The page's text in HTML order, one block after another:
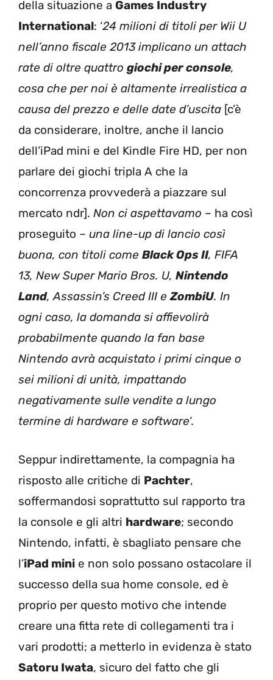
della situazione a Games Industry
International: ‘24 milioni di titoli per Wii U
nell’anno fiscale 2013 implicano un attach
rate di oltre quattro giochi per console,
cosa che per noi è altamente irrealistica a
causa del prezzo e delle date d’uscita [c’è
da considerare, inoltre, anche il lancio
dell’iPad mini e del Kindle Fire HD, per non
parlare dei giochi tripla A che la
concorrenza provvederà a piazzare sul
mercato ndr]. Non ci aspettavamo – ha così
proseguito – una line-up di lancio così
buona, con titoli come Black Ops II, FIFA
13, New Super Mario Bros. U, Nintendo
Land, Assassin’s Creed III eZombiU. In
ogni caso, la domanda si affievolirà
probabilmente quando la fan base
Nintendo avrà acquistato i primi cinque o
sei milioni di unità, impattando
negativamente sulle vendite a lungo
termine di hardware e software‘.
Seppur indirettamente, la compagnia ha
risposto alle critiche di Pachter,
soffermandosi soprattutto sul rapporto tra
la console e gli altri hardware; secondo
Nintendo, infatti, è sbagliato pensare che
l’iPad mini e non solo possano ostacolare il
successo della sua home console, ed è
proprio per questo motivo che intende
creare una fitta rete di collegamenti tra i
vari prodotti; a metterlo in evidenza è stato
Satoru Iwata, sicuro del fatto che gli